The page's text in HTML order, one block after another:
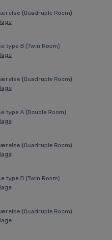
(Quadruple Room)
type B (Twin Room)
(Quadruple Room)
type A (Double Room)
(Quadruple Room)
type B (Twin Room)
(Quadruple Room)